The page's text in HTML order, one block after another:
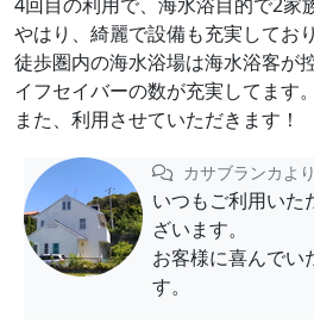
やはり、綺麗で設備も充実してお
徒歩圏内の海水浴場は海水浴客が
イフセイバーの数が充実してます。
また、利用させていただきます！
カサブランカより
いつもご利用いた
ざいます。
お客様に喜んでい
す。